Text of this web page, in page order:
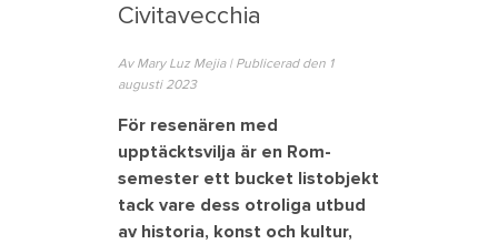
Civitavecchia
Av Mary Luz Mejia | Publicerad den 1
augusti 2023
För resenären med
upptäcktsvilja är en Rom-
semester ett bucket listobjekt
tack vare dess otroliga utbud
av historia, konst och kultur,